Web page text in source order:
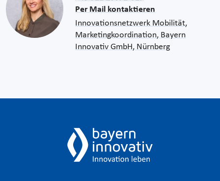
Per Mail kontaktieren
Innovationsnetzwerk Mobilität,
Marketingkoordination, Bayern
Innovativ GmbH, Nürnberg